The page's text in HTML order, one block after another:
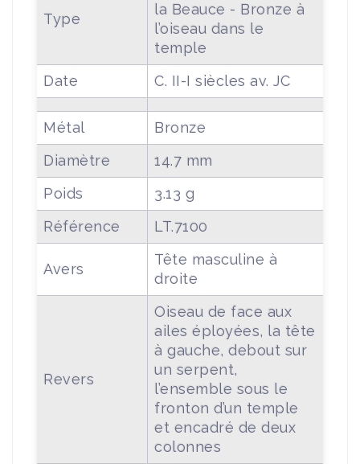
Type
la Beauce - Bronze à
l’oiseau dans le
temple
Date
C. II-I siècles av. JC
Métal
Bronze
Diamètre
14.7 mm
Poids
3.13 g
Référence
LT.7100
Avers
Tête masculine à
droite
Revers
Oiseau de face aux
ailes éployées, la tête
à gauche, debout sur
un serpent,
l’ensemble sous le
fronton d’un temple
et encadré de deux
colonnes